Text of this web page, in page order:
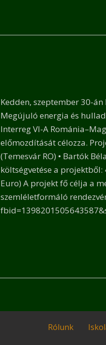
Kedden, szeptember 30-án
Megújuló energia és
Interreg VI-A
előmozdítását célozza.
(Temesvár RO) • Bartók
költségvetése a
Euro) A projekt fő célja a
szemléletformáló
Rólunk